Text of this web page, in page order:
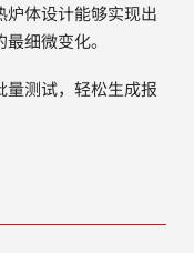
炉体设计能够实现出
细微变化。
量测试，轻松生成报